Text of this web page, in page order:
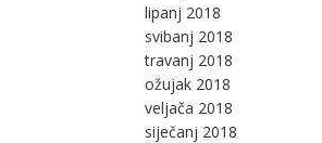
lipanj 2018
svibanj 2018
travanj 2018
ožujak 2018
veljača 2018
siječanj 2018